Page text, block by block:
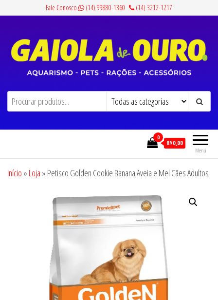
conteúdo
Fale Conosco (14) 99880-1360 (14) 3212-1217
Gaiola de Ouro Aquarismo, Pets, Rações e Acessórios
Menu
0
R$0,00
Início » Loja » Petisco Golden Cookie Banana Aveia e Mel Cães Adultos